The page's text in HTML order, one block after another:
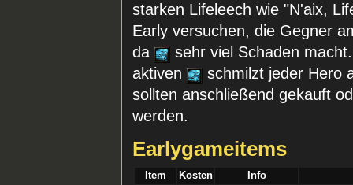
starken Lifeleech wie "N'aix,
Early versuchen, die Gegner
da
sehr viel Schaden
aktiven
schmilzt jeder Hero
sollten anschließend gekauft
werden.
Earlygameitems
Item Kosten Info